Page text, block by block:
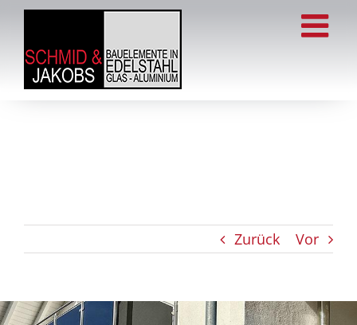
Zum
springen
Zurück Vor